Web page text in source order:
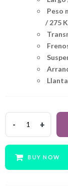
Peso
/ 275
XTREMO
quantityBUY NOW